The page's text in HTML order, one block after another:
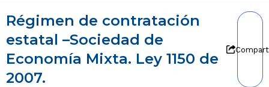
Régimen de contratación
estatal –Sociedad de
Economía Mixta. Ley 1150 de
2007.